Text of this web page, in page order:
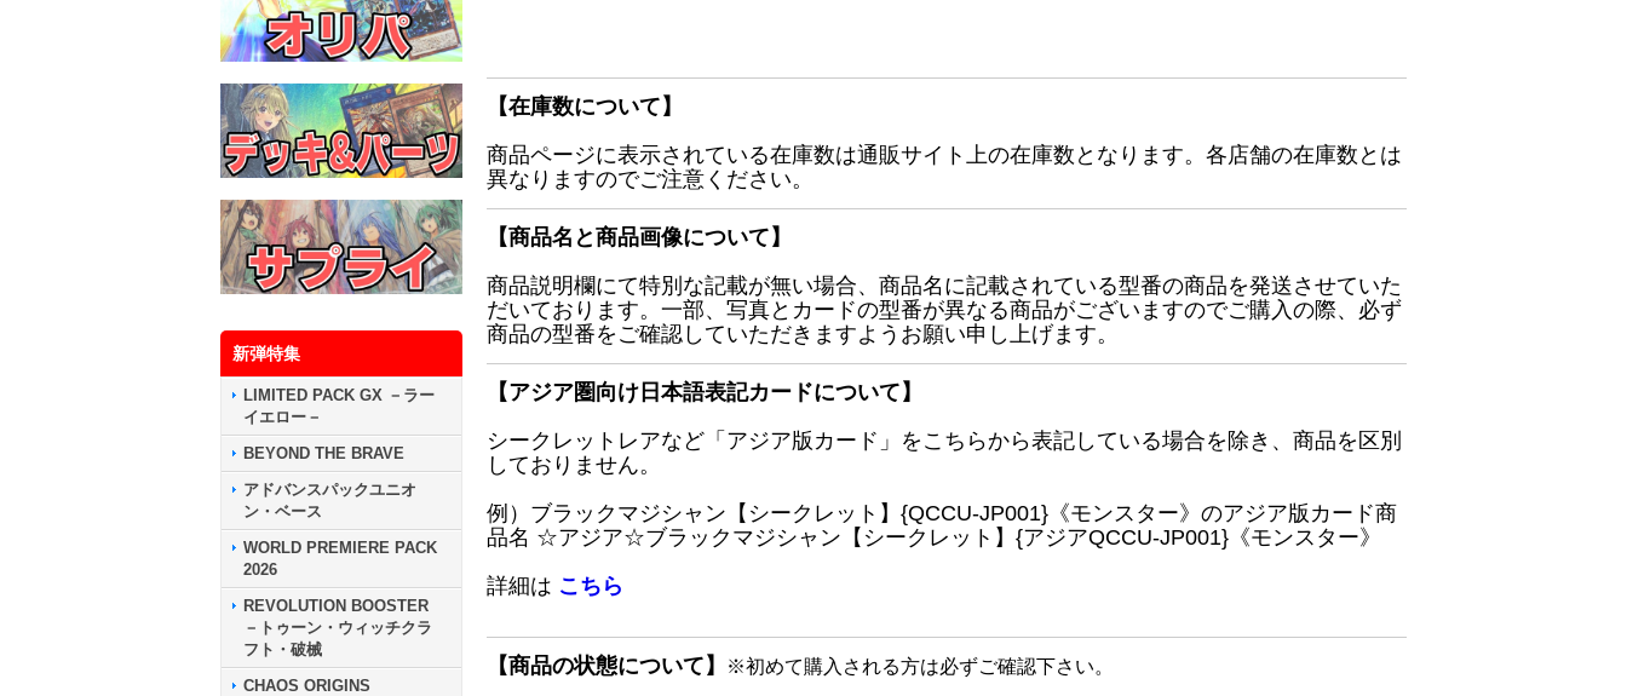
新弾特集
LIMITED PACK GX －ラー
イエロー－
BEYOND THE BRAVE
アドバンスパックユニオ
ン・ベース
WORLD PREMIERE PACK
2026
REVOLUTION BOOSTER
－トゥーン・ウィッチクラ
フト・破械
CHAOS ORIGINS
【在庫数について】
商品ページに表示されている在庫数は通販サイト上の在庫数となります。各店舗の在庫数とは
異なりますのでご注意ください。
【商品名と商品画像について】
商品説明欄にて特別な記載が無い場合、商品名に記載されている型番の商品を発送させていた
だいております。一部、写真とカードの型番が異なる商品がございますのでご購入の際、必ず
商品の型番をご確認していただきますようお願い申し上げます。
【アジア圏向け日本語表記カードについて】
シークレットレアなど「アジア版カード」をこちらから表記している場合を除き、商品を区別
しておりません。
例）ブラックマジシャン【シークレット】{QCCU-JP001}《モンスター》のアジア版カード商
品名 ☆アジア☆ブラックマジシャン【シークレット】{アジアQCCU-JP001}《モンスター》
詳細は こちら
【商品の状態について】 ※初めて購入される方は必ずご確認下さい。